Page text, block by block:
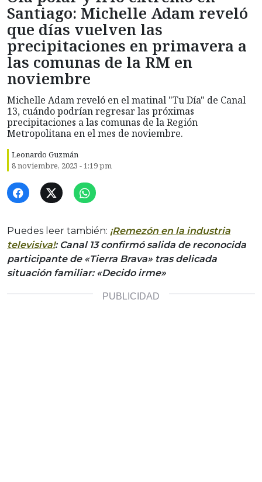
Santiago: Michelle Adam reveló
que días vuelven las
precipitaciones en primavera a
las comunas de la RM en
noviembre
Michelle Adam reveló en el matinal "Tu Día" de Canal
13, cuándo podrían regresar las próximas
precipitaciones a las comunas de la Región
Metropolitana en el mes de noviembre.
Leonardo Guzmán
8 noviembre, 2023 - 1:19 pm
Puedes leer también: ¡Remezón en la industria
televisiva!: Canal 13 confirmó salida de reconocida
participante de «Tierra Brava» tras delicada
situación familiar: «Decido irme»